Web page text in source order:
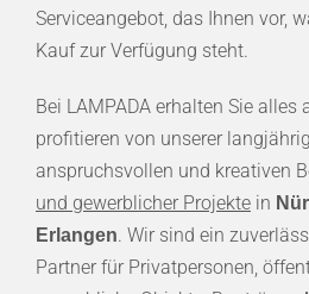
Serviceangebot, das Ihnen vor,
Kauf zur Verfügung steht.
Bei LAMPADA erhalten Sie alles
profitieren von unserer
anspruchsvollen und kreativen
und gewerblicher Projektein
Erlangen. Wir sind ein
Partner für Privatpersonen,